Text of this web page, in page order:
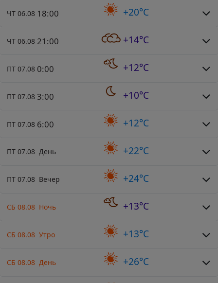
ЧТ 06.08 18:00 +20°C
ЧТ 06.08 21:00 +14°C
ПТ 07.08 0:00 +12°C
ПТ 07.08 3:00 +10°C
ПТ 07.08 6:00 +12°C
ПТ 07.08 День +22°C
ПТ 07.08 Вечер +24°C
СБ 08.08 Ночь +13°C
СБ 08.08 Утро +13°C
СБ 08.08 День +26°C